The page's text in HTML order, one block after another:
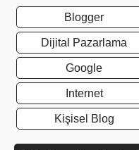
Blogger
Dijital Pazarlama
Google
Internet
Kişisel Blog